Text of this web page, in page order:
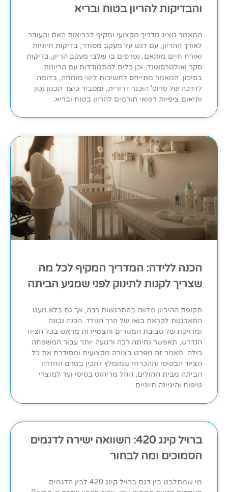
והבדיקות להריון בטוח ובריא
המאמר מציג מדריך מקצועי ומקיף לבריאות האם והעובר
לאורך ההריון, עם דגש על מעקב מסודר, בדיקות חיוניות
ואורח חיים מותאם. נפרסים בו שלבי מעקב הריון, בדיקות
סקר ואולטרסאונד, וכן כלים להתמודדות עם הריונות
בסיכון. המאמר מתייחס לחשיבות ליווי מומחה, בדומה
לדרכה של פרופ' הוכנר דרורית, ומסביר כיצד תכנון נכון
ותיאום ציפיות רפואי תורמים להריון בטוח ובריא.
הכנה ללידה: המדריך המקיף לכל מה
שצריך לקנות לתינוק לפני שמגיע הביתה
תקופת ההיריון מלווה בהתרגשות רבה, אך גם בלא מעט
התארגנות לקראת בואו של הרך הנולד. הכנה נכונה
ומדויקת של סביבת המגורים והצטיידות מראש בכל הציוד
הנדרש, תאפשר נחיתה רכה ורגועה יותר עבור המשפחה
כולה. מאמר זה מפרט בצורה מקצועית ומסודרת את כל
הציוד הבסיסי וההכרחי שמומלץ להכין בטרם החזרה
הביתה מבית החולים, החל מריהוט בסיסי ועד למוצרי
טיפוח והיגיינה חיוניים.
ברויל קינג 420: השוואה ישירה לדגמים
הסמוכים ומה לבחור
מי שמתלבט בין דגם ברויל קינג 420 לבין הדגמים